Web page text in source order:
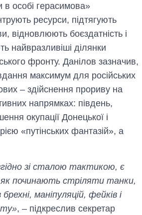
в особі герасимова»
ресурси, підтягують
відновлюють боєздатність і
найвразливіші ділянки
фронту. Данілов зазначив,
максимум для російських
– здійснення прориву на
напрямках: південь,
окупації Донецької і
«путінських фантазій», а
зі сталою тактикою, є
як починають стріляти танки,
маніпуляцій, фейків і
, – підкреслив секретар